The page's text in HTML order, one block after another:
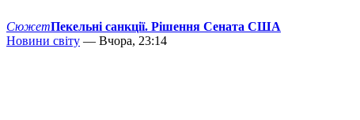
СюжетПекельні санкції. Рішення Сената США
Новини світу — Вчора, 23:14